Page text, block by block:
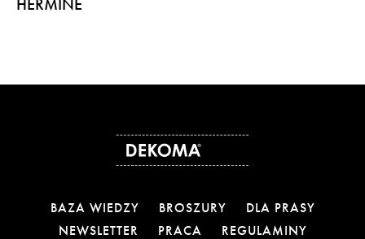
HERMINE
BAZA WIEDZY BROSZURY
DLA PRASY
NEWSLETTER
PRACA
REGULAMINY